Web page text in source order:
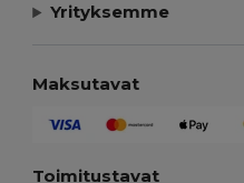
Yrityksemme
Maksutavat
Toimitustavat